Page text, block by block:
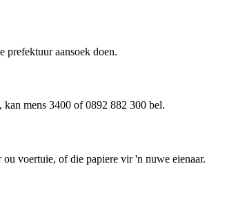
prefektuur aansoek doen.
kan mens 3400 of 0892 882 300 bel.
voertuie, of die papiere vir 'n nuwe eienaar.